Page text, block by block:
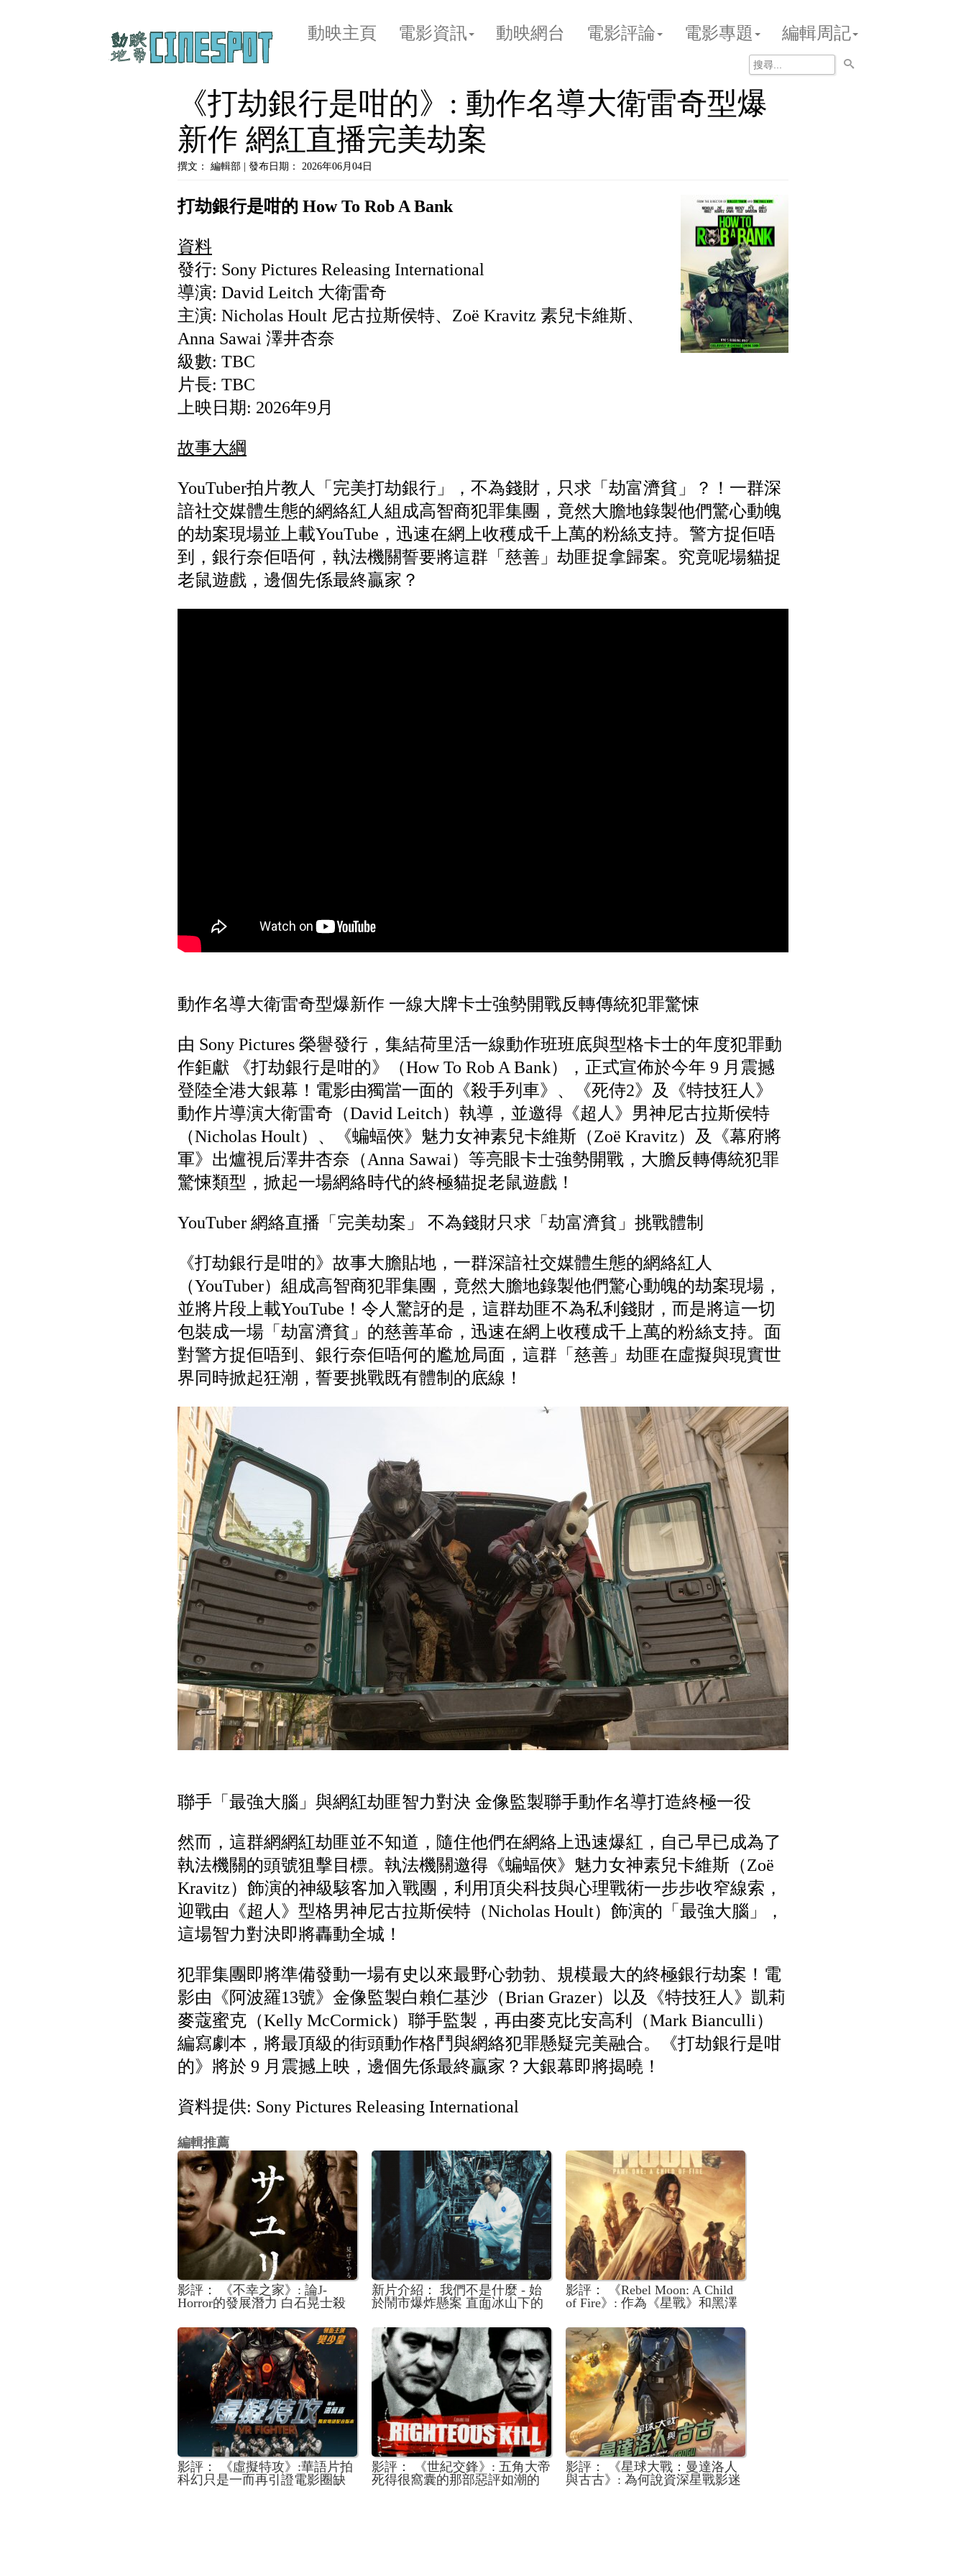
動映主頁 電影資訊 動映網台 電影評論 電影專題 編輯周記
《打劫銀行是咁的》: 動作名導大衛雷奇型爆
新作 網紅直播完美劫案
撰文： 編輯部 | 發布日期： 2026年06月04日
打劫銀行是咁的 How To Rob A Bank
資料
發行: Sony Pictures Releasing International
導演: David Leitch 大衛雷奇
主演: Nicholas Hoult 尼古拉斯侯特、Zoë Kravitz 素兒卡維斯、
Anna Sawai 澤井杏奈
級數: TBC
片長: TBC
上映日期: 2026年9月
故事大綱
YouTuber拍片教人「完美打劫銀行」，不為錢財，只求「劫富濟貧」？！一群深
諳社交媒體生態的網絡紅人組成高智商犯罪集團，竟然大膽地錄製他們驚心動魄
的劫案現場並上載YouTube，迅速在網上收穫成千上萬的粉絲支持。警方捉佢唔
到，銀行奈佢唔何，執法機關誓要將這群「慈善」劫匪捉拿歸案。究竟呢場貓捉
老鼠遊戲，邊個先係最終贏家？
動作名導大衛雷奇型爆新作 一線大牌卡士強勢開戰反轉傳統犯罪驚悚
由 Sony Pictures 榮譽發行，集結荷里活一線動作班班底與型格卡士的年度犯罪動
作鉅獻 《打劫銀行是咁的》（How To Rob A Bank），正式宣佈於今年 9 月震撼
登陸全港大銀幕！電影由獨當一面的《殺手列車》、《死侍2》及《特技狂人》
動作片導演大衛雷奇（David Leitch）執導，並邀得《超人》男神尼古拉斯侯特
（Nicholas Hoult）、《蝙蝠俠》魅力女神素兒卡維斯（Zoë Kravitz）及《幕府將
軍》出爐視后澤井杏奈（Anna Sawai）等亮眼卡士強勢開戰，大膽反轉傳統犯罪
驚悚類型，掀起一場網絡時代的終極貓捉老鼠遊戲！
YouTuber 網絡直播「完美劫案」 不為錢財只求「劫富濟貧」挑戰體制
《打劫銀行是咁的》故事大膽貼地，一群深諳社交媒體生態的網絡紅人
（YouTuber）組成高智商犯罪集團，竟然大膽地錄製他們驚心動魄的劫案現場，
並將片段上載YouTube！令人驚訝的是，這群劫匪不為私利錢財，而是將這一切
包裝成一場「劫富濟貧」的慈善革命，迅速在網上收穫成千上萬的粉絲支持。面
對警方捉佢唔到、銀行奈佢唔何的尷尬局面，這群「慈善」劫匪在虛擬與現實世
界同時掀起狂潮，誓要挑戰既有體制的底線！
聯手「最強大腦」與網紅劫匪智力對決 金像監製聯手動作名導打造終極一役
然而，這群網網紅劫匪並不知道，隨住他們在網絡上迅速爆紅，自己早已成為了
執法機關的頭號狙擊目標。執法機關邀得《蝙蝠俠》魅力女神素兒卡維斯（Zoë
Kravitz）飾演的神級駭客加入戰團，利用頂尖科技與心理戰術一步步收窄線索，
迎戰由《超人》型格男神尼古拉斯侯特（Nicholas Hoult）飾演的「最強大腦」，
這場智力對決即將轟動全城！
犯罪集團即將準備發動一場有史以來最野心勃勃、規模最大的終極銀行劫案！電
影由《阿波羅13號》金像監製白賴仁基沙（Brian Grazer）以及《特技狂人》凱莉
麥蔻蜜克（Kelly McCormick）聯手監製，再由麥克比安高利（Mark Bianculli）
編寫劇本，將最頂級的街頭動作格鬥與網絡犯罪懸疑完美融合。《打劫銀行是咁
的》將於 9 月震撼上映，邊個先係最終贏家？大銀幕即將揭曉！
資料提供: Sony Pictures Releasing International
編輯推薦
影評： 《不幸之家》: 論J-
Horror的發展潛力 白石晃士殺
新片介紹： 我們不是什麼 - 始
於鬧市爆炸懸案 直面冰山下的
毅燊 ANSONBEAN 兩大新生代
力量迸發衝勁
影評： 《Rebel Moon: A Child
of Fire》: 作為《星戰》和黑澤
其實不算太差
影評： 《虛擬特攻》:華語片拍
科幻只是一而再引證電影圈缺
影評： 《世紀交鋒》: 五角大帝
死得很窩囊的那部惡評如潮的
影評： 《星球大戰：曼達洛人
與古古》: 為何說資深星戰影迷